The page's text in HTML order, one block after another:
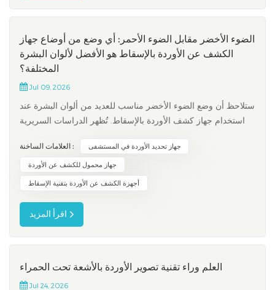
الضوء الأخضر مقابل الضوء الأحمر: أي وضع من أوضاع جهاز
الكشف عن الأوردة بالإسقاط هو الأفضل لألوان البشرة
المختلفة؟
Jul 09, 2026
ستلاحظ أن وضع الضوء الأخضر مناسب للعديد من ألوان البشرة عند
استخدام جهاز كشف الأوردة بالإسقاط. تُظهر الدراسات السريرية
الأوردة على البشرة الفاتحة والمتوسطة والداكنة. يُساعدك اختيار
العلامات الساخنة : جهاز تحديد الأوردة في المستشفى
جهاز محمول للكشف عن الأوردة
أجهزة الكشف عن الأوردة بتقنية الإسقاط
اقرأ المزيد
العلم وراء تقنية تصوير الأوردة بالأشعة تحت الحمراء
Jul 24, 2026